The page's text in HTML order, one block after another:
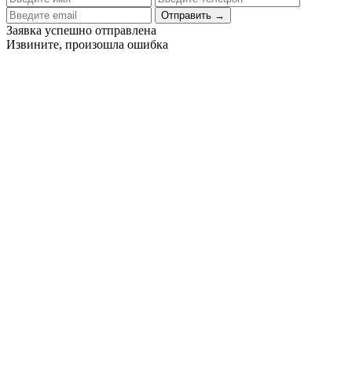
Отправить →
Заявка успешно отправлена
Извините, произошла ошибка